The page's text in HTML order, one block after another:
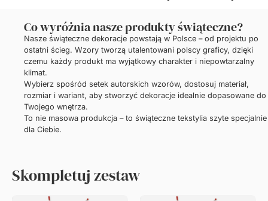
Co wyróżnia nasze produkty świąteczne?
Nasze świąteczne dekoracje powstają w Polsce – od projektu po
ostatni ścieg. Wzory tworzą utalentowani polscy graficy, dzięki
czemu każdy produkt ma wyjątkowy charakter i niepowtarzalny
klimat.
Wybierz spośród setek autorskich wzorów, dostosuj materiał,
rozmiar i wariant, aby stworzyć dekoracje idealnie dopasowane do
Twojego wnętrza.
To nie masowa produkcja – to świąteczne tekstylia szyte specjalnie
dla Ciebie.
Skompletuj zestaw